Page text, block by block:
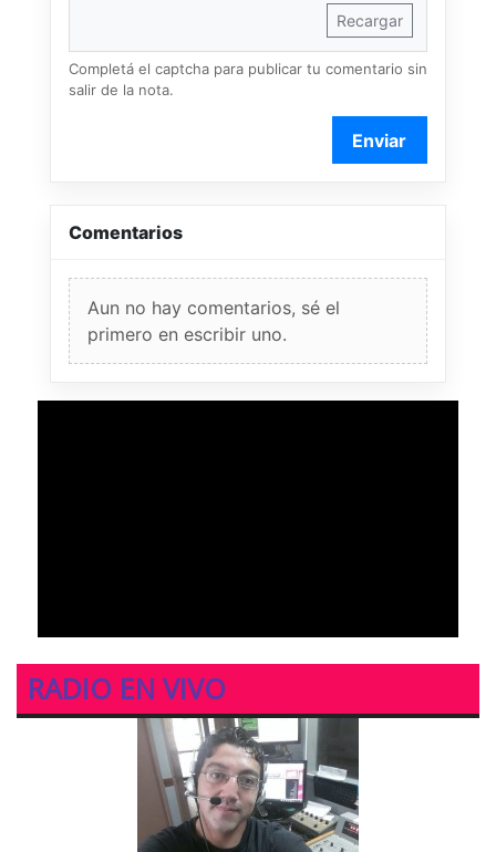
Recargar
Completá el captcha para publicar tu comentario sin
salir de la nota.
Enviar
Comentarios
Aun no hay comentarios, sé el
primero en escribir uno.
RADIO EN VIVO